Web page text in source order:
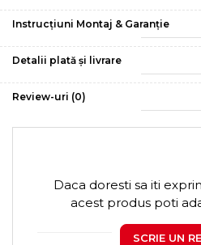
Instrucțiuni Montaj & Garanție
Detalii plată și livrare
Review-uri (0)
Daca doresti sa iti
acest produs poti
SCRIE UN